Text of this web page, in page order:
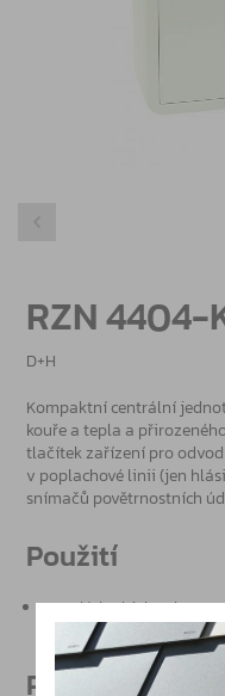
RZN 4404-
D+H
Kompaktní centrální
kouře a tepla a
tlačítek zařízení pro
v poplachové linii (jen
snímačů povětrnostních
Použití
v malých objektech
Produktové